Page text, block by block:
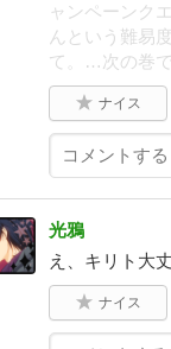
ャンペーンク
んという難易
て。…次の巻
ナイス
光鴉
え、キリト大
ナイス